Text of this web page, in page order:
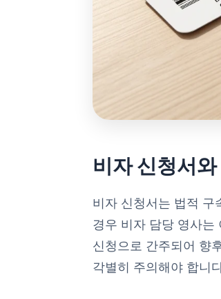
비자 신청서
비자 신청서는 법적 구
경우 비자 담당 영사는
신청으로 간주되어 향
각별히 주의해야 합니